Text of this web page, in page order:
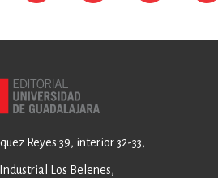
Reyes 39, interior 32-33,
Los Belenes,